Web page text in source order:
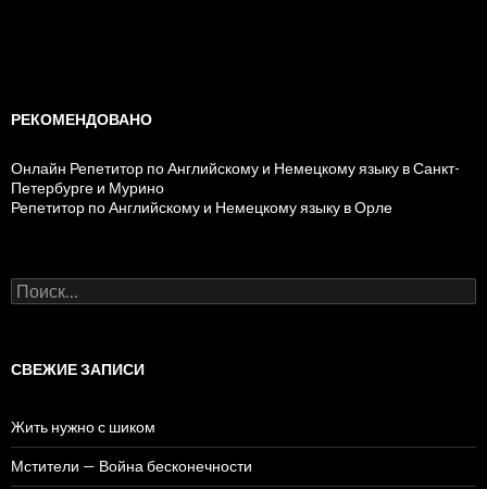
РЕКОМЕНДОВАНО
Онлайн Репетитор по Английскому и Немецкому языку в Санкт-
Петербурге и Мурино
Репетитор по Английскому и Немецкому языку в Орле
Н
а
и
СВЕЖИЕ ЗАПИСИ
Жить нужно с шиком
Мстители — Война бесконечности